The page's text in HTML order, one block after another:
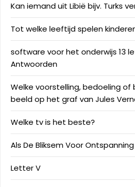
Kan iemand uit Libië bijv. Turks
Tot welke leeftijd spelen
software voor het onderwijs 13
Antwoorden
Welke voorstelling, bedoeling
beeld op het graf van Jules
Welke tv is het beste?
Als De Bliksem Voor
Letter V